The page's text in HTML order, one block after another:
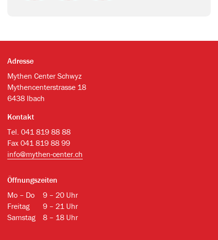
Adresse
Mythen Center Schwyz
Mythencenterstrasse 18
6438 Ibach
Kontakt
Tel. 041 819 88 88
Fax 041 819 88 99
info@mythen-center.ch
Öffnungszeiten
Mo – Do
9 – 20 Uhr
Freitag
9 – 21 Uhr
Samstag
8 – 18 Uhr